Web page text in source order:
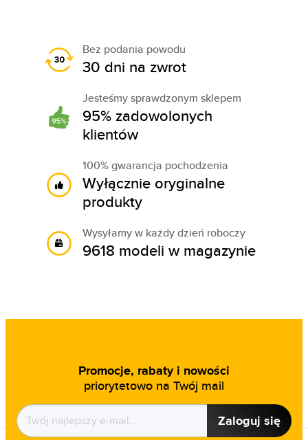
Bez podania powodu
30 dni na zwrot
Jesteśmy sprawdzonym sklepem
95% zadowolonych
klientów
100% gwarancja pochodzenia
Wyłącznie oryginalne
produkty
Wysyłamy w każdy dzień roboczy
9618 modeli w magazynie
Promocje, rabaty i nowości
priorytetowo na Twój mail
Zaloguj się